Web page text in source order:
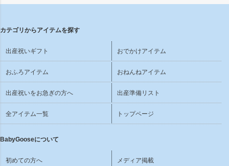
カテゴリからアイテムを探す
出産祝いギフト おでかけアイテム
おふろアイテム おねんねアイテム
出産祝いをお急ぎの方へ 出産準備リスト
全アイテム一覧 トップページ
BabyGooseについて
初めての方へ メディア掲載